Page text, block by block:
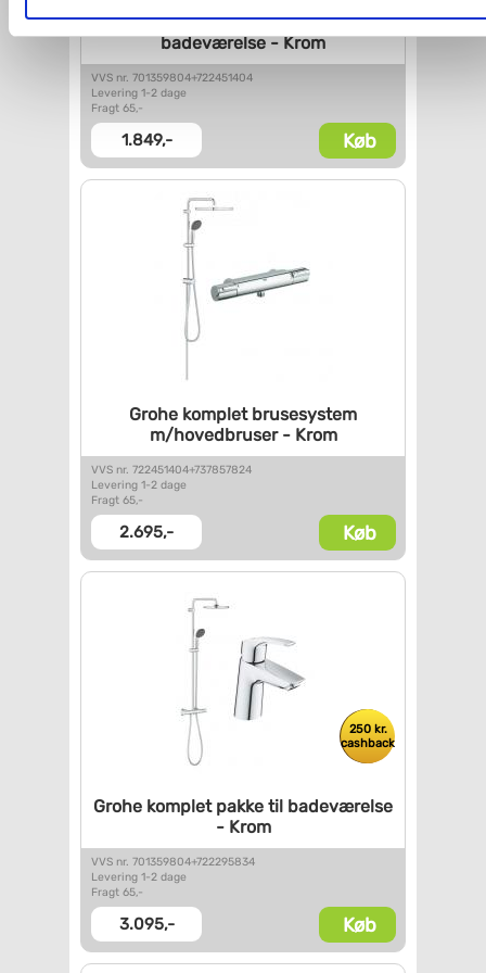
Du kan se mere om, hvordan vi behandler dine
personoplysninger, ved at klikkeher.
Grohe Eco komplet pakke til
badeværelse - Krom
VVS nr. 701359804+722451404
Levering 1-2 dage
Fragt 65,-
1.849,- Køb
Grohe komplet brusesystem
m/hovedbruser - Krom
VVS nr. 722451404+737857824
Levering 1-2 dage
Fragt 65,-
2.695,- Køb
250 kr.
cashback
Grohe komplet pakke til badeværelse
- Krom
VVS nr. 701359804+722295834
Levering 1-2 dage
Fragt 65,-
3.095,- Køb